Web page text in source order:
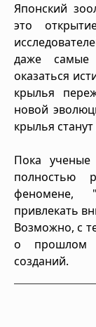
Японский
это
даже самые
оказаться
крылья
новой
крылья
Пока ученые
полностью
феномене,
привлекать
Возможно, с
о прошлом
созданий.